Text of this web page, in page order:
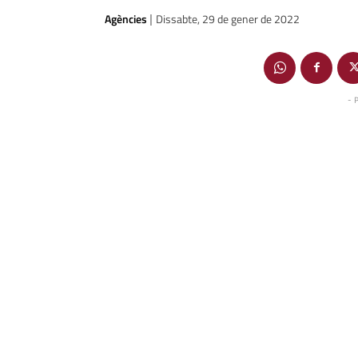
Agències | Dissabte, 29 de gener de 2022
-